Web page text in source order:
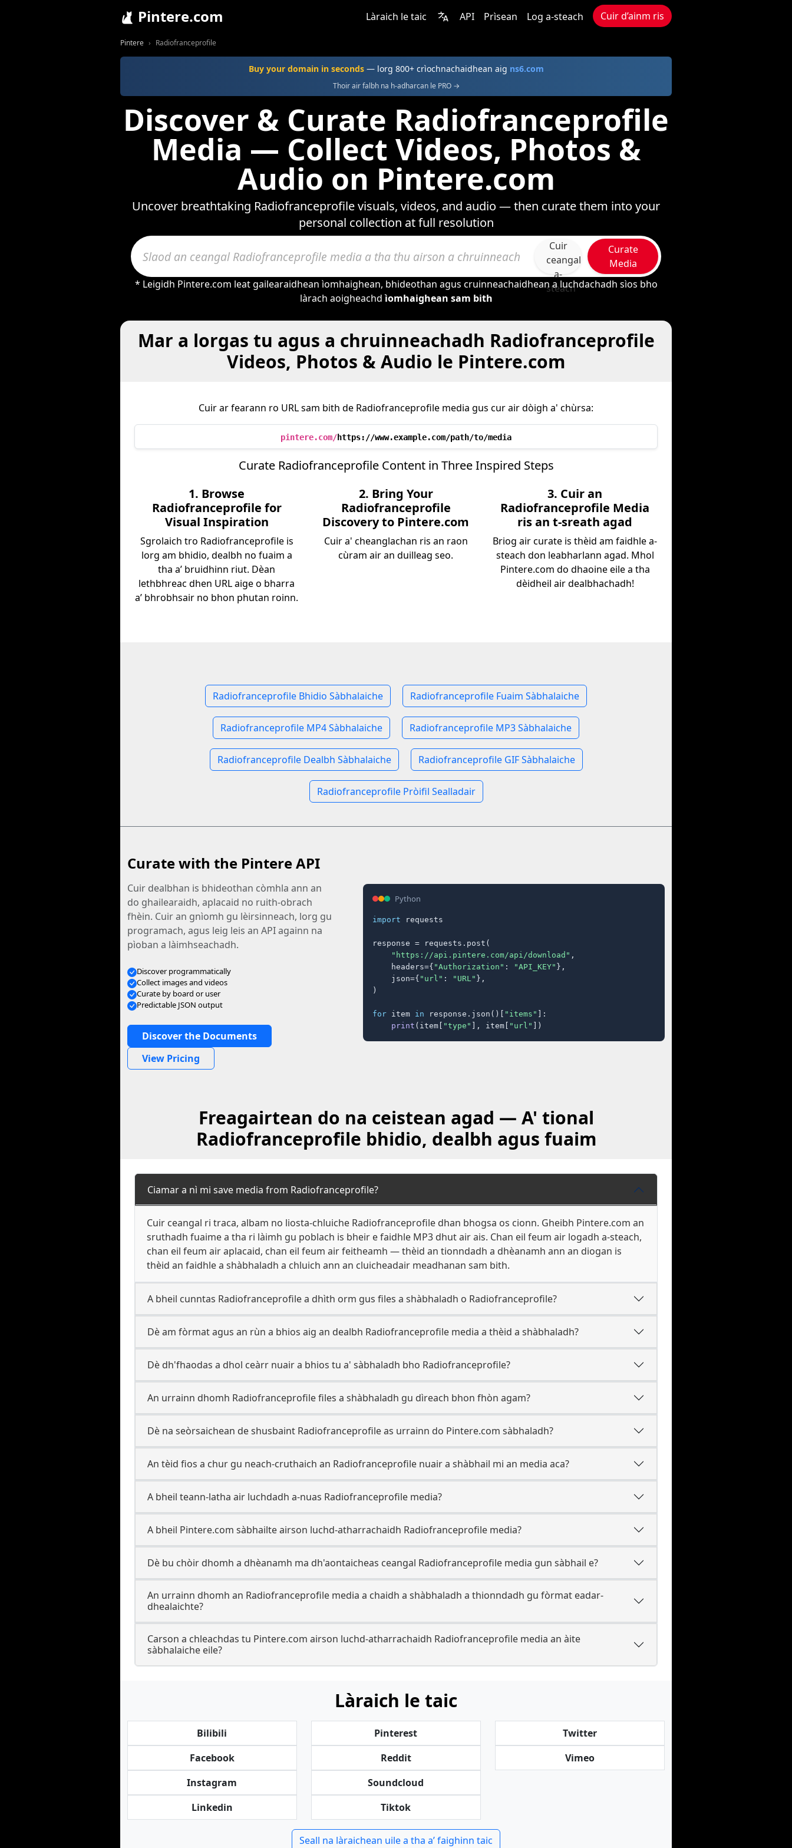
Pintere.com Làraich le taic API Prìsean Log a-steach Cuir d’ainm ris
Pintere Radiofranceprofile
Buy your domain in seconds— lorg 800+ crìochnachaidhean aig ns6.com
Thoir air falbh na h-adharcan le PRO →
Discover & Curate Radiofranceprofile
Media — Collect Videos, Photos &
Audio on Pintere.com
Uncover breathtaking Radiofranceprofile visuals, videos, and audio — then curate them into your
personal collection at full resolution
Cuir
ceangal
a-
steach
Curate
Media
* Leigidh Pintere.com leat gailearaidhean ìomhaighean, bhideothan agus cruinneachaidhean a luchdachadh sìos bho
làrach aoigheachdìomhaighean sam bith
Mar a lorgas tu agus a chruinneachadh Radiofranceprofile
Videos, Photos & Audio le Pintere.com
Cuir ar fearann ro URL sam bith de Radiofranceprofile media gus cur air dòigh a' chùrsa:
pintere.com/https://www.example.com/path/to/media
Curate Radiofranceprofile Content in Three Inspired Steps
1. Browse
Radiofranceprofile for
Visual Inspiration
Sgrolaich tro Radiofranceprofile is
lorg am bhidio, dealbh no fuaim a
tha a’ bruidhinn riut. Dèan
lethbhreac dhen URL aige o bharra
a’ bhrobhsair no bhon phutan roinn.
2. Bring Your
Radiofranceprofile
Discovery to Pintere.com
Cuir a' cheanglachan ris an raon
cùram air an duilleag seo.
3. Cuir an
Radiofranceprofile Media
ris an t-sreath agad
Briog air curate is thèid am faidhle a-
steach don leabharlann agad. Mhol
Pintere.com do dhaoine eile a tha
dèidheil air dealbhachadh!
Radiofranceprofile Bhidio Sàbhalaiche Radiofranceprofile Fuaim Sàbhalaiche
Radiofranceprofile MP4 Sàbhalaiche Radiofranceprofile MP3 Sàbhalaiche
Radiofranceprofile Dealbh Sàbhalaiche Radiofranceprofile GIF Sàbhalaiche
Radiofranceprofile Pròifil Sealladair
Curate with the Pintere API
Cuir dealbhan is bhideothan còmhla ann an
do ghailearaidh, aplacaid no ruith-obrach
fhèin. Cuir an gnìomh gu lèirsinneach, lorg gu
programach, agus leig leis an API againn na
pìoban a làimhseachadh.
Discover programmatically
Collect images and videos
Curate by board or user
Predictable JSON output
Discover the Documents
View Pricing
Python
import requests
response = requests.post(
"https://api.pintere.com/api/download" ,
    headers={
"Authorization" : "API_KEY" },
    json={
"url" : "URL" },
)
for item in response.json()[ "items" ]:
print (item[ "type" ], item[ "url" ])
Freagairtean do na ceistean agad — A' tional
Radiofranceprofile bhidio, dealbh agus fuaim
Ciamar a nì mi save media from Radiofranceprofile?
Cuir ceangal ri traca, albam no liosta-chluiche Radiofranceprofile dhan bhogsa os cionn. Gheibh Pintere.com an
sruthadh fuaime a tha ri làimh gu poblach is bheir e faidhle MP3 dhut air ais. Chan eil feum air logadh a-steach,
chan eil feum air aplacaid, chan eil feum air feitheamh — thèid an tionndadh a dhèanamh ann an diogan is
thèid an faidhle a shàbhaladh a chluich ann an cluicheadair meadhanan sam bith.
A bheil cunntas Radiofranceprofile a dhìth orm gus files a shàbhaladh o Radiofranceprofile?
Dè am fòrmat agus an rùn a bhios aig an dealbh Radiofranceprofile media a thèid a shàbhaladh?
Dè dh'fhaodas a dhol ceàrr nuair a bhios tu a' sàbhaladh bho Radiofranceprofile?
An urrainn dhomh Radiofranceprofile files a shàbhaladh gu dìreach bhon fhòn agam?
Dè na seòrsaichean de shusbaint Radiofranceprofile as urrainn do Pintere.com sàbhaladh?
An tèid fios a chur gu neach-cruthaich an Radiofranceprofile nuair a shàbhail mi an media aca?
A bheil teann-latha air luchdadh a-nuas Radiofranceprofile media?
A bheil Pintere.com sàbhailte airson luchd-atharrachaidh Radiofranceprofile media?
Dè bu chòir dhomh a dhèanamh ma dh'aontaicheas ceangal Radiofranceprofile media gun sàbhail e?
An urrainn dhomh an Radiofranceprofile media a chaidh a shàbhaladh a thionndadh gu fòrmat eadar-
dhealaichte?
Carson a chleachdas tu Pintere.com airson luchd-atharrachaidh Radiofranceprofile media an àite
sàbhalaiche eile?
Làraich le taic
Bilibili
Facebook
Instagram
Linkedin
Pinterest
Reddit
Soundcloud
Tiktok
Twitter
Vimeo
Seall na làraichean uile a tha a’ faighinn taic